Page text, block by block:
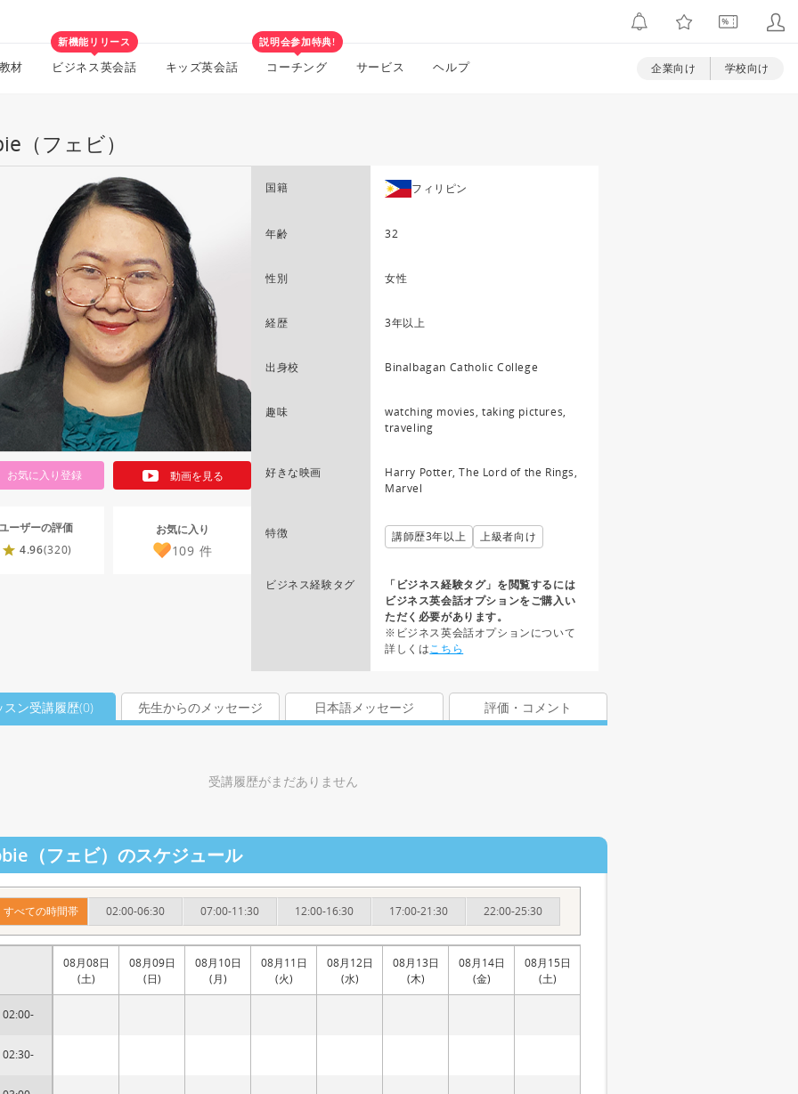
材
新機能リリース
ビジネス英会話 キッズ英会話
説明会参加特典!
コーチング サービス ヘルプ 企業向け 学校向け
（フェビ）
お気に入り登録 動画を見る
ーザーの評価
4.96(320)
お気に入り
109 件
国籍 フィリピン
年齢 32
性別 女性
経歴 3年以上
出身校 Binalbagan Catholic College
趣味
watching movies, taking pictures,
traveling
好きな映画
Harry Potter, The Lord of the Rings,
Marvel
特徴 講師歴3年以上 上級者向け
ビジネス経験タグ
「ビジネス経験タグ」を閲覧するには
ビジネス英会話オプションをご購入い
ただく必要があります。
※ビジネス英会話オプションについて
詳しくはこちら
スン受講履歴(0) 先生からのメッセージ 日本語メッセージ 評価・コメント
受講履歴がまだありません
（フェビ）のスケジュール
すべての時間帯 02:00-06:30 07:00-11:30 12:00-16:30 17:00-21:30 22:00-25:30
02:00-
02:30-
08月08日
(土)
08月09日
(日)
08月10日
(月)
08月11日
(火)
08月12日
(水)
08月13日
(木)
08月14日
(金)
08月15日
(土)